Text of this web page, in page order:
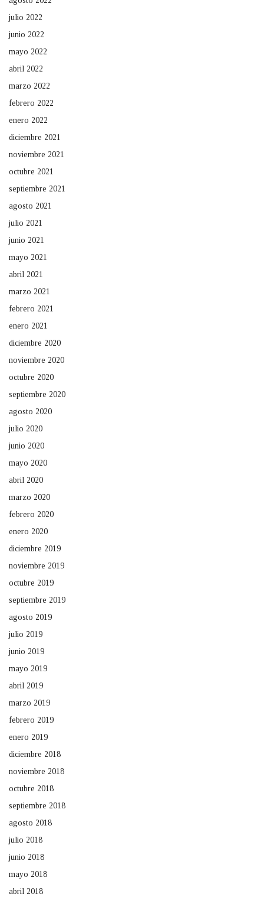
julio 2022
junio 2022
mayo 2022
abril 2022
marzo 2022
febrero 2022
enero 2022
diciembre 2021
noviembre 2021
octubre 2021
septiembre 2021
agosto 2021
julio 2021
junio 2021
mayo 2021
abril 2021
marzo 2021
febrero 2021
enero 2021
diciembre 2020
noviembre 2020
octubre 2020
septiembre 2020
agosto 2020
julio 2020
junio 2020
mayo 2020
abril 2020
marzo 2020
febrero 2020
enero 2020
diciembre 2019
noviembre 2019
octubre 2019
septiembre 2019
agosto 2019
julio 2019
junio 2019
mayo 2019
abril 2019
marzo 2019
febrero 2019
enero 2019
diciembre 2018
noviembre 2018
octubre 2018
septiembre 2018
agosto 2018
julio 2018
junio 2018
mayo 2018
abril 2018